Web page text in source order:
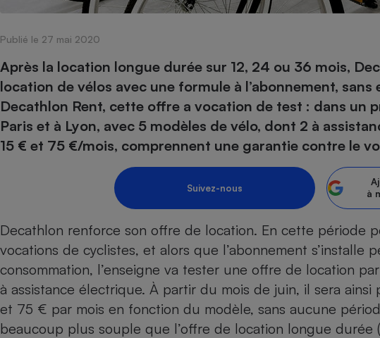
Publié le 27 mai 2020
Après la location longue durée sur 12, 24 ou 36 mois,
location de vélos avec une formule à l’abonnement,
Decathlon Rent, cette offre a vocation de test : dans un
Paris et à Lyon, avec 5 modèles de vélo, dont 2 à
15 € et 75 €/mois, comprennent une garantie contre le
Suivez-nous
à
Decathlon renforce son offre de location. En cette période
vocations de cyclistes, et alors que l’abonnement s’installe
consommation, l’enseigne va tester une offre de location
à assistance électrique. À partir du mois de juin, il sera
et 75 € par mois en fonction du modèle, sans aucune
beaucoup plus souple que l’offre de location longue durée
Complément
alimentaire
Champagne -
bouteille de
Assurance emprunteur
Banque en ligne
Petit électroménager - Ustensile
Lave-linge
Internet
Téléviseur
Radiateur électrique
Mutuelle
Antimoustique